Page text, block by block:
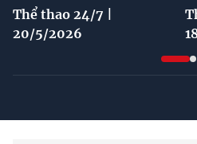
Thể thao 24/7 |
20/5/2026